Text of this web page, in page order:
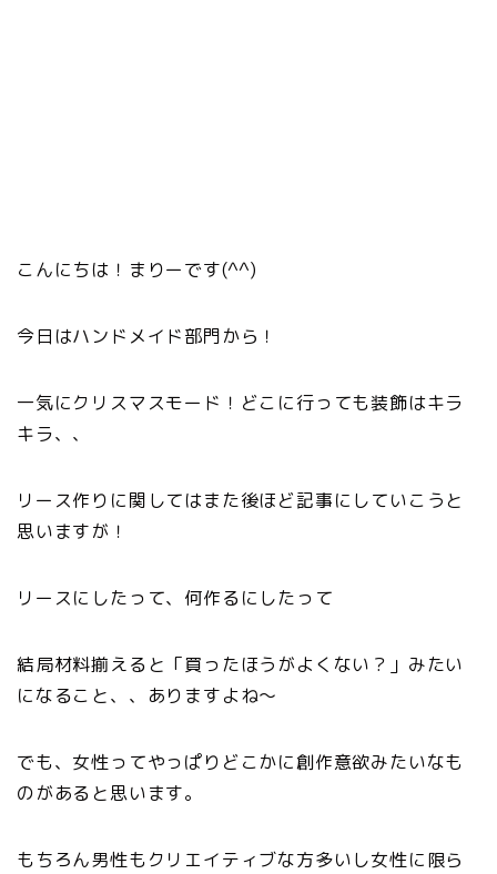
こんにちは！まりーです(^^)
今日はハンドメイド部門から！
一気にクリスマスモード！どこに行っても装飾はキラ
キラ、、
リース作りに関してはまた後ほど記事にしていこうと
思いますが！
リースにしたって、何作るにしたって
結局材料揃えると「買ったほうがよくない？」みたい
になること、、ありますよね～
でも、女性ってやっぱりどこかに創作意欲みたいなも
のがあると思います。
もちろん男性もクリエイティブな方多いし女性に限ら